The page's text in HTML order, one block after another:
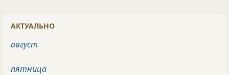
АКТУАЛЬНО
август
пятница